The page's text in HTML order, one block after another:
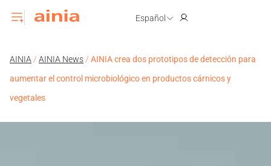
Español
AINIA / AINIA News / AINIA crea dos prototipos de detección para
aumentar el control microbiológico en productos cárnicos y
vegetales